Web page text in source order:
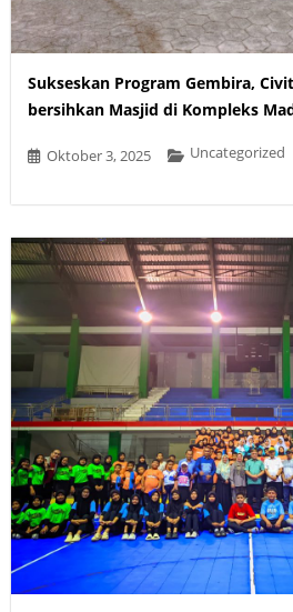
Sukseskan Program Gembira,
bersihkan Masjid di Kompleks
Oktober 3, 2025 Uncategorized